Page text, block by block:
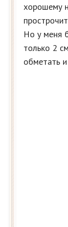
хорошему
Но у меня
только 2
обметать